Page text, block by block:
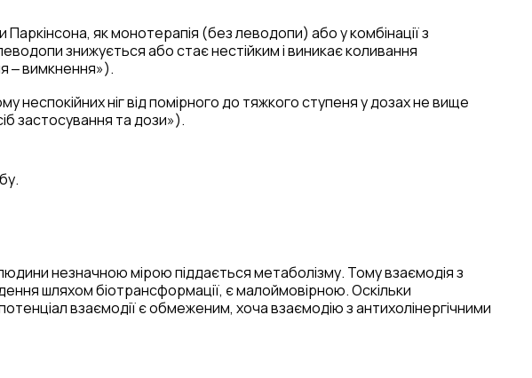
як монотерапія (без леводопи) або у комбінації з
знижується або стає нестійким і виникає коливання
‒ вимкнення»).
неспокійних ніг від помірного до тяжкого ступеня у дозах не вище
застосування та дози»).
незначною мірою піддається метаболізму. Тому взаємодія з
шляхом біотрансформації, є малоймовірною. Оскільки
взаємодії є обмеженим, хоча взаємодію з антихолінергічними